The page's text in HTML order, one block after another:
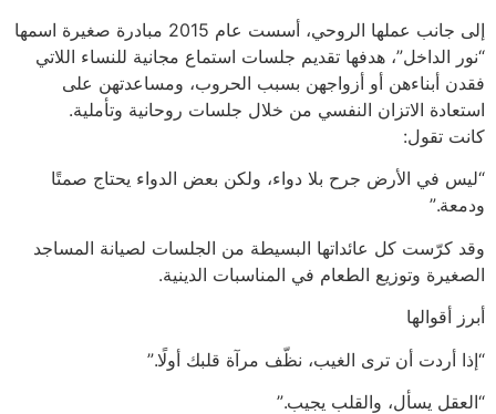
إلى جانب عملها الروحي، أسست عام 2015 مبادرة صغيرة اسمها
“نور الداخل”، هدفها تقديم جلسات استماع مجانية للنساء اللاتي
فقدن أبناءهن أو أزواجهن بسبب الحروب، ومساعدتهن على
استعادة الاتزان النفسي من خلال جلسات روحانية وتأملية.
كانت تقول:
“ليس في الأرض جرح بلا دواء، ولكن بعض الدواء يحتاج صمتًا
ودمعة.”
وقد كرّست كل عائداتها البسيطة من الجلسات لصيانة المساجد
الصغيرة وتوزيع الطعام في المناسبات الدينية.
أبرز أقوالها
“إذا أردت أن ترى الغيب، نظّف مرآة قلبك أولًا.”
“العقل يسأل، والقلب يجيب.”